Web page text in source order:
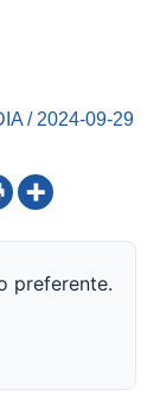
/ 2024-09-29
preferente.